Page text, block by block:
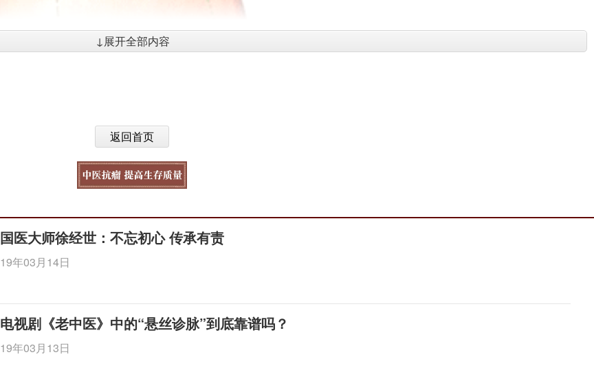
↓展开全部内容
返回首页
国医大师徐经世：不忘初心 传承有责
19年03月14日
电视剧《老中医》中的“悬丝诊脉”到底靠谱吗？
19年03月13日